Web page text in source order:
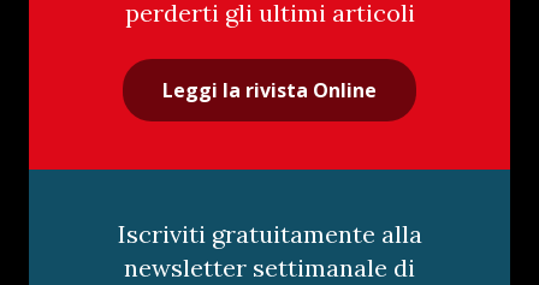
perderti gli ultimi articoli
Leggi la rivista Online
Iscriviti gratuitamente alla
newsletter settimanale di